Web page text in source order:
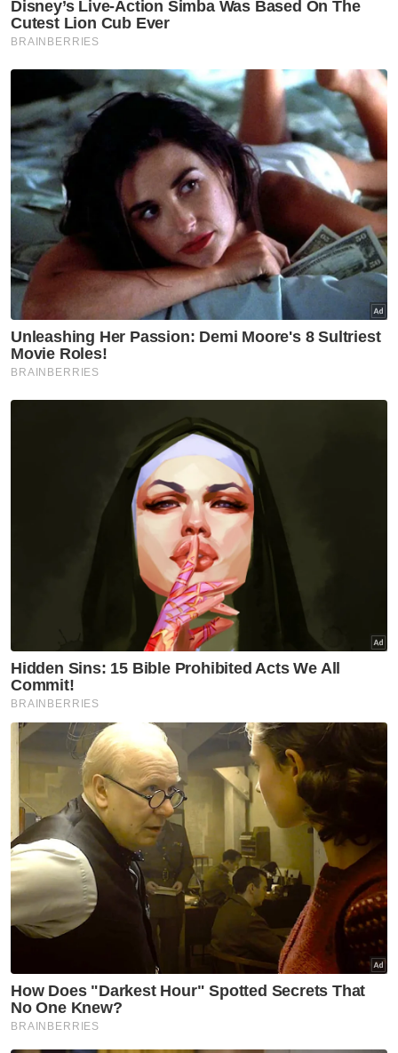
menyeluruh kejadian anggota
polis maut di Beaufort
Nasional
Malaysia, Vietnam perkukuh
kerjasama pertahanan -
Mohamed Khaled
Nasional
Isu zakat TH perlu difahami
dalam konteks syariah - Mufti
Pahang
Nasional
MGB sempurnakan majlis 'roof